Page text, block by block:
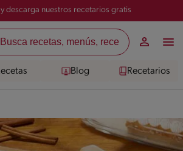
descarga nuestros recetarios gratis
Blog Recetarios